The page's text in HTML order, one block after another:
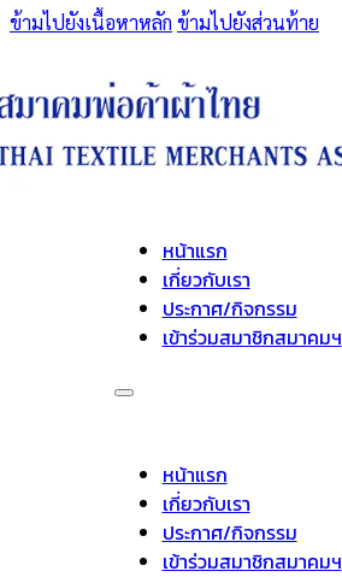
ข้ามไปยังเนื้อหาหลัก ข้ามไปยังส่วนท้าย
หน้าแรก
เกี่ยวกับเรา
ประกาศ/กิจกรรม
เข้าร่วมสมาชิกสมาคมฯ
หน้าแรก
เกี่ยวกับเรา
ประกาศ/กิจกรรม
เข้าร่วมสมาชิกสมาคมฯ